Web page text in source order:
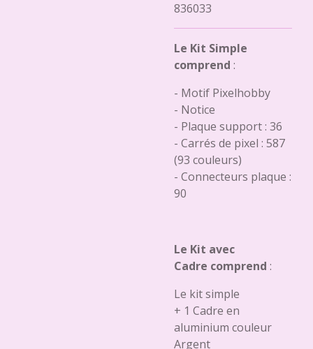
836033
Le Kit Simple
comprend :
- Motif Pixelhobby
- Notice
- Plaque support : 36
- Carrés de pixel : 587
(93 couleurs)
- Connecteurs plaque :
90
Le Kit avec
Cadre comprend :
Le kit simple
+ 1 Cadre en
aluminium couleur
Argent